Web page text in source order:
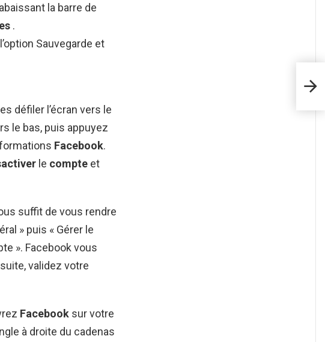
la barre de
.
Sauvegarde et
défiler l’écran vers le
le bas, puis appuyez
Facebook.
le compte et
suffit de vous rendre
» puis « Gérer le
». Facebook vous
validez votre
Facebook sur votre
à droite du cadenas